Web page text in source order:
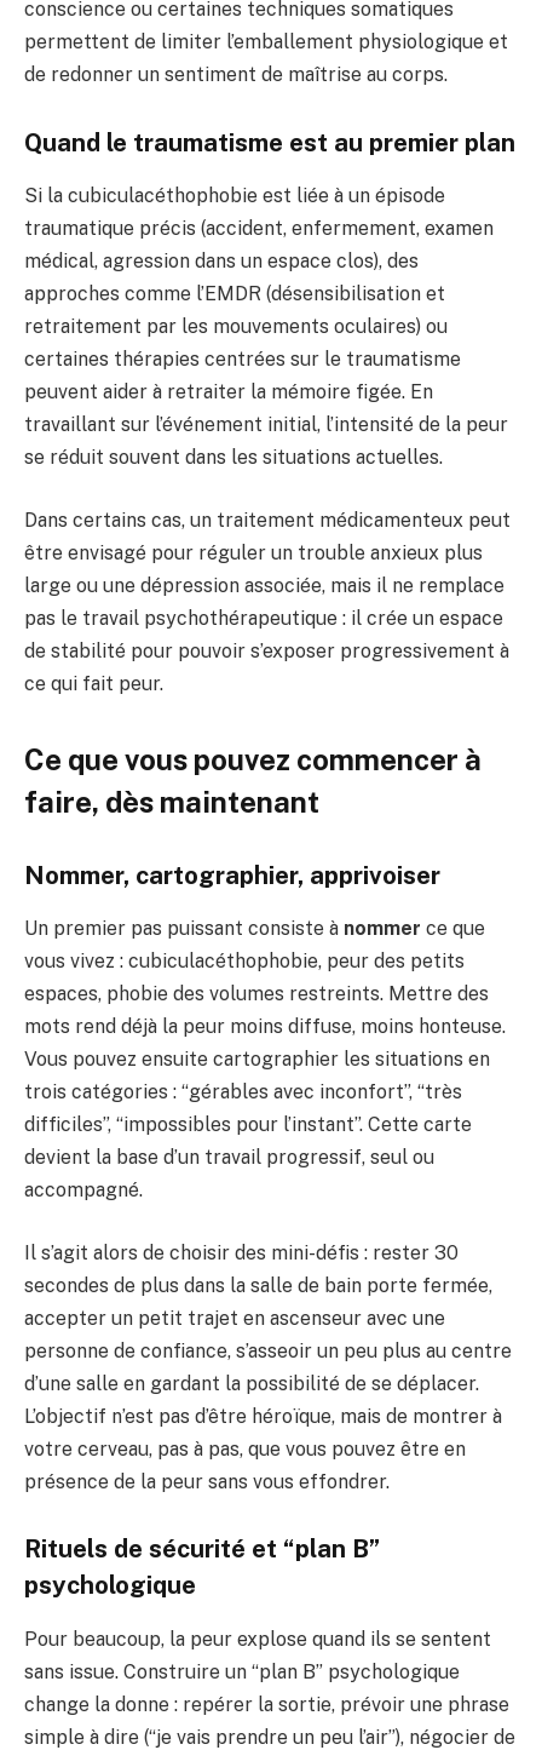
conscience ou certaines techniques somatiques
permettent de limiter l’emballement physiologique et
de redonner un sentiment de maîtrise au corps.
Quand le traumatisme est au premier plan
Si la cubiculacéthophobie est liée à un épisode
traumatique précis (accident, enfermement, examen
médical, agression dans un espace clos), des
approches comme l’EMDR (désensibilisation et
retraitement par les mouvements oculaires) ou
certaines thérapies centrées sur le traumatisme
peuvent aider à retraiter la mémoire figée. En
travaillant sur l’événement initial, l’intensité de la peur
se réduit souvent dans les situations actuelles.
Dans certains cas, un traitement médicamenteux peut
être envisagé pour réguler un trouble anxieux plus
large ou une dépression associée, mais il ne remplace
pas le travail psychothérapeutique : il crée un espace
de stabilité pour pouvoir s’exposer progressivement à
ce qui fait peur.
Ce que vous pouvez commencer à
faire, dès maintenant
Nommer, cartographier, apprivoiser
Un premier pas puissant consiste à nommer ce que
vous vivez : cubiculacéthophobie, peur des petits
espaces, phobie des volumes restreints. Mettre des
mots rend déjà la peur moins diffuse, moins honteuse.
Vous pouvez ensuite cartographier les situations en
trois catégories : “gérables avec inconfort”, “très
difficiles”, “impossibles pour l’instant”. Cette carte
devient la base d’un travail progressif, seul ou
accompagné.
Il s’agit alors de choisir des mini-défis : rester 30
secondes de plus dans la salle de bain porte fermée,
accepter un petit trajet en ascenseur avec une
personne de confiance, s’asseoir un peu plus au centre
d’une salle en gardant la possibilité de se déplacer.
L’objectif n’est pas d’être héroïque, mais de montrer à
votre cerveau, pas à pas, que vous pouvez être en
présence de la peur sans vous effondrer.
Rituels de sécurité et “plan B”
psychologique
Pour beaucoup, la peur explose quand ils se sentent
sans issue. Construire un “plan B” psychologique
change la donne : repérer la sortie, prévoir une phrase
simple à dire (“je vais prendre un peu l’air”), négocier de